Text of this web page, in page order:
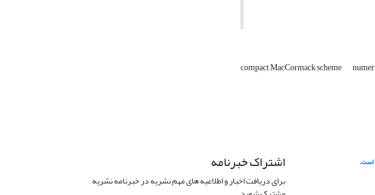
compact MacCormack scheme
است. اشتراک خبرنامه
برای دریافت اخبار و اطلاعیه های مهم نشریه در خبرنامه نشریه